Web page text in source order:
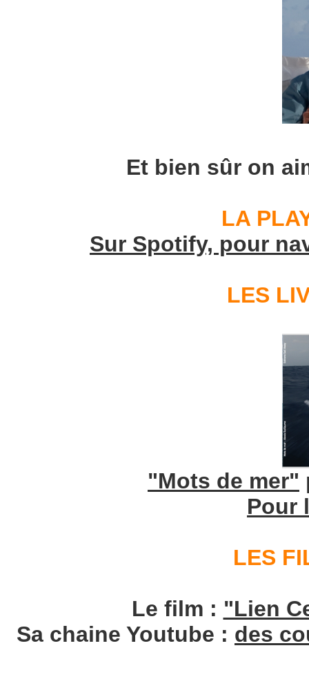
Et bien sûr on
LA
Sur Spotify, pour
LES
"Mots de mer"
Pour
LES
Le film : "Lien
Sa chaine Youtube : des